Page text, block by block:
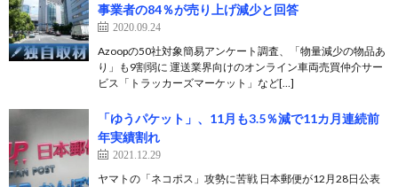
事業者の84％が売り上げ減少と回答
2020.09.24
Azoopの50社対象簡易アンケート調査、「物量減少の物品あ
り」も9割弱に 運送業界向けのオンライン車両売買仲介サー
ビス「トラッカーズマーケット」など[…]
「ゆうパケット」、11月も3.5％減で11カ月連続前
年実績割れ
2021.12.29
ヤマトの「ネコポス」攻勢に苦戦 日本郵便が12月28日公表